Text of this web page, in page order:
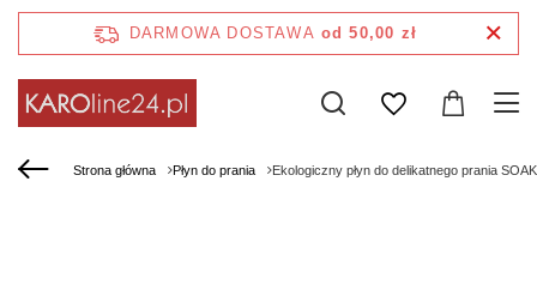
DARMOWA DOSTAWA od 50,00 zł
Strona główna Płyn do prania Ekologiczny płyn do delikatnego prania